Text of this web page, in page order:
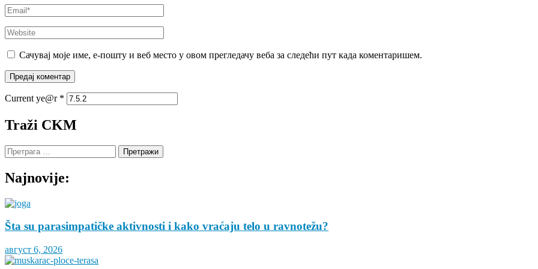
Email*
Website
Сачувај моје име, е-пошту и веб место у овом прегледачу веба за следећи пут када коментаришем.
Current ye@r *
Traži CKM
Претрага
за:
Najnovije:
Šta su parasimpatičke aktivnosti i kako vraćaju telo u ravnotežu?
август 6, 2026